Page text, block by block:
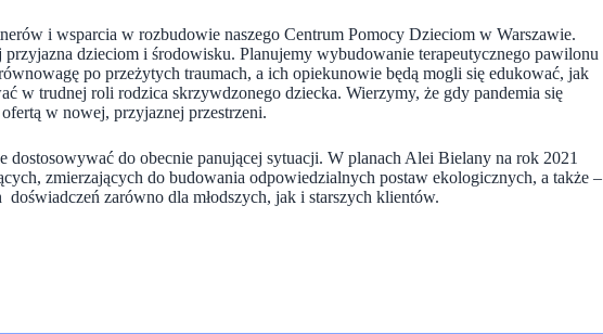
i wsparcia w rozbudowie naszego Centrum Pomocy Dzieciom w Warszawie.
dzieciom i środowisku. Planujemy wybudowanie terapeutycznego pawilonu
po przeżytych traumach, a ich opiekunowie będą mogli się edukować, jak
w trudnej roli rodzica skrzywdzonego dziecka. Wierzymy, że gdy pandemia się
w nowej, przyjaznej przestrzeni.
dostosowywać do obecnie panującej sytuacji. W planach Alei Bielany na rok 2021
zmierzających do budowania odpowiedzialnych postaw ekologicznych, a także –
zarówno dla młodszych, jak i starszych klientów.